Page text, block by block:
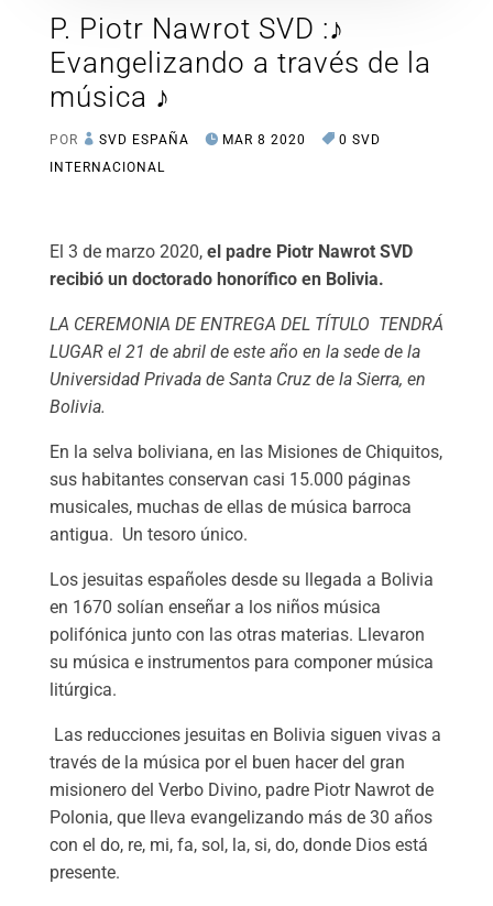
P. Piotr Nawrot SVD :♪
Evangelizando a través de la
música ♪
POR SVD ESPAÑA MAR 8 2020
0 SVD
INTERNACIONAL
El 3 de marzo 2020, el padre Piotr Nawrot SVD
recibió un doctorado honorífico en Bolivia.
LA CEREMONIA DE ENTREGA DEL TÍTULO TENDRÁ
LUGAR el 21 de abril de este año en la sede de la
Universidad Privada de Santa Cruz de la Sierra, en
Bolivia.
En la selva boliviana, en las Misiones de Chiquitos,
sus habitantes conservan casi 15.000 páginas
musicales, muchas de ellas de música barroca
antigua. Un tesoro único.
Los jesuitas españoles desde su llegada a Bolivia
en 1670 solían enseñar a los niños música
polifónica junto con las otras materias. Llevaron
su música e instrumentos para componer música
litúrgica.
Las reducciones jesuitas en Bolivia siguen vivas a
través de la música por el buen hacer del gran
misionero del Verbo Divino, padre Piotr Nawrot de
Polonia, que lleva evangelizando más de 30 años
con el do, re, mi, fa, sol, la, si, do, donde Dios está
presente.